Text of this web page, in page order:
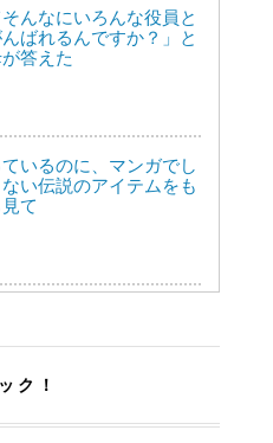
そんなにいろんな役員と
ばれるんですか？」と
答えた
いるのに、マンガでし
い伝説のアイテムをも
て
ク！